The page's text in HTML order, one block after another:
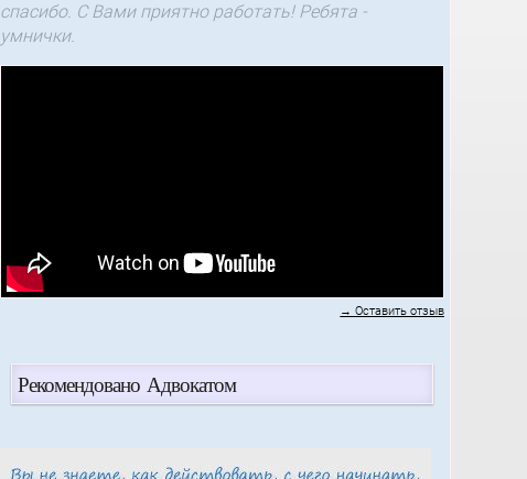
спасибо. С Вами приятно работать! Ребята -
умнички.
→ Оставить отзыв
Рекомендовано Адвокатом